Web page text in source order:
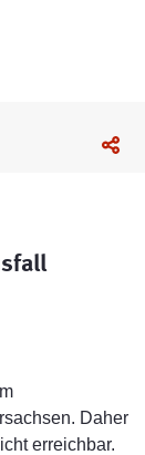
Daher
erreichbar.